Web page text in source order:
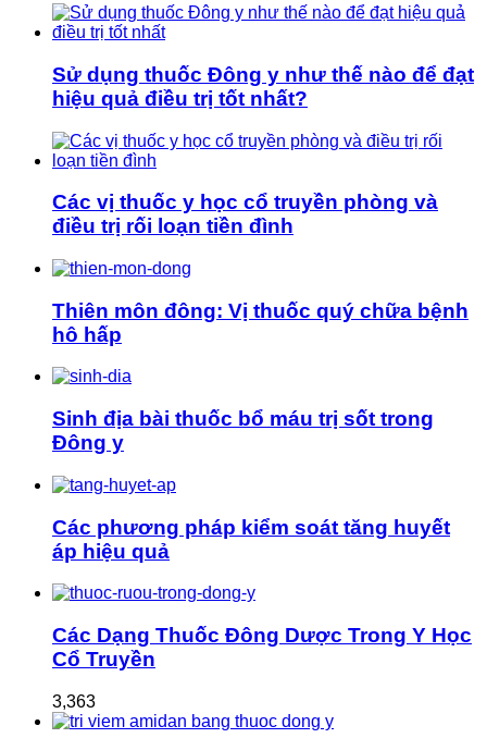
Sử dụng thuốc Đông y như thế nào để đạt
hiệu quả điều trị tốt nhất?
Các vị thuốc y học cổ truyền phòng và
điều trị rối loạn tiền đình
Thiên môn đông: Vị thuốc quý chữa bệnh
hô hấp
Sinh địa bài thuốc bổ máu trị sốt trong
Đông y
Các phương pháp kiểm soát tăng huyết
áp hiệu quả
Các Dạng Thuốc Đông Dược Trong Y Học
Cổ Truyền
3,363